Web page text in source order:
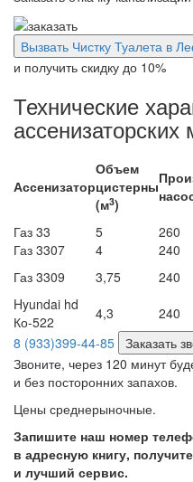
Вызвать Чистку Туалета в
и получить скидку до 10%
Технические
Ассенизатор
Объем
цистерны
(м3)
Газ 33
5 260
Газ 3307
4 240
Газ 3309
3,75 240
Hyundai hd
Ко-522
4,3 240
8 (933)399-44-85 Заказать
Звоните, через 120 минут
и без посторонних запахов.
Цены среднерыночные.
Запишите наш номер
в адресную книгу,
и лучший сервис.